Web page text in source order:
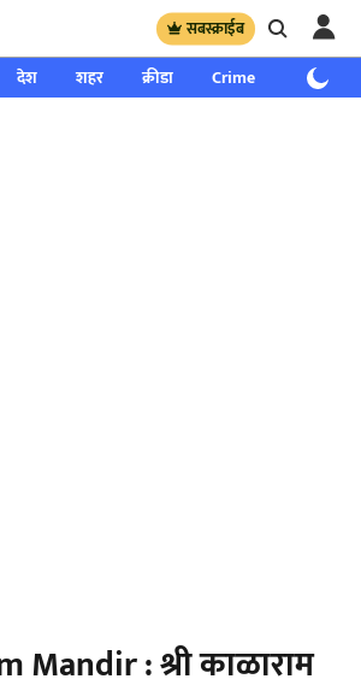
सबस्क्राईब
देश शहर क्रीडा Crime साप्ताहिक
Mandir : श्री काळाराम